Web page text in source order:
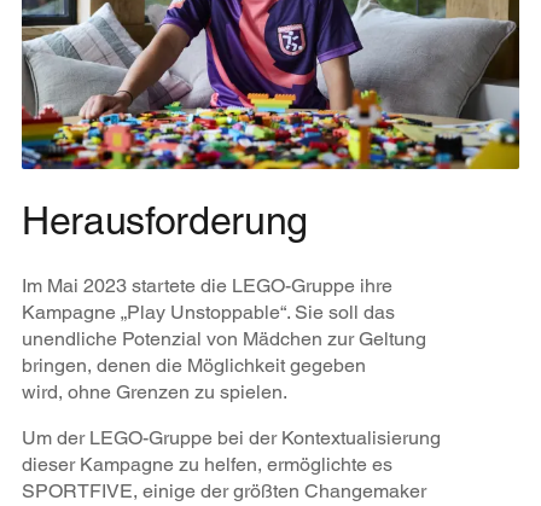
Herausforderung
Im Mai 2023 startete die LEGO-Gruppe ihre
Kampagne „Play Unstoppable“. Sie soll das
unendliche Potenzial von Mädchen zur Geltung
bringen, denen die Möglichkeit gegeben
wird, ohne Grenzen zu spielen.
Um der LEGO-Gruppe bei der Kontextualisierung
dieser Kampagne zu helfen, ermöglichte es
SPORTFIVE, einige der größten Changemaker